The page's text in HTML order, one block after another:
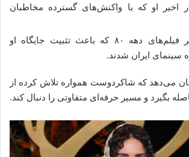
اخیر او که با واکنش‌های گسترده مخاطبان
و دیگر فیلم‌های دهه ۸۰ که باعث تثبیت جایگاه او
سینمای ایران شدند.
می‌دهد که شاکردوست همواره تلاش کرده از
بگیرد و مسیر حرفه‌ای متفاوتی را دنبال کند.